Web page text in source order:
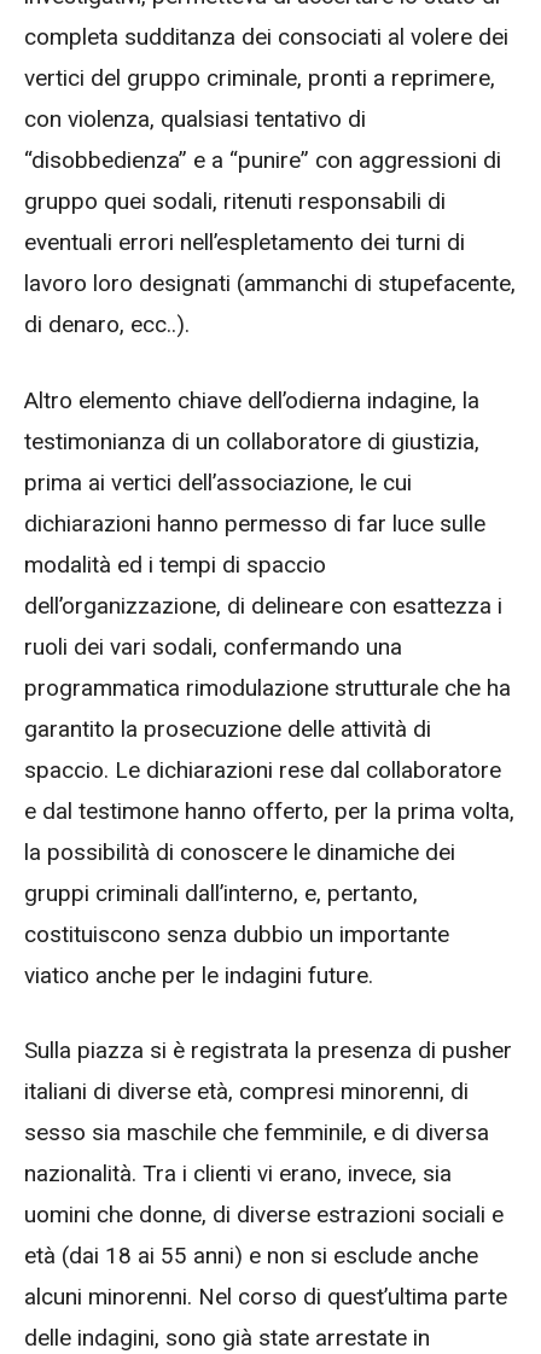
completa sudditanza dei consociati al volere dei
vertici del gruppo criminale, pronti a reprimere,
con violenza, qualsiasi tentativo di
“disobbedienza” e a “punire” con aggressioni di
gruppo quei sodali, ritenuti responsabili di
eventuali errori nell’espletamento dei turni di
lavoro loro designati (ammanchi di stupefacente,
di denaro, ecc..).
Altro elemento chiave dell’odierna indagine, la
testimonianza di un collaboratore di giustizia,
prima ai vertici dell’associazione, le cui
dichiarazioni hanno permesso di far luce sulle
modalità ed i tempi di spaccio
dell’organizzazione, di delineare con esattezza i
ruoli dei vari sodali, confermando una
programmatica rimodulazione strutturale che ha
garantito la prosecuzione delle attività di
spaccio. Le dichiarazioni rese dal collaboratore
e dal testimone hanno offerto, per la prima volta,
la possibilità di conoscere le dinamiche dei
gruppi criminali dall’interno, e, pertanto,
costituiscono senza dubbio un importante
viatico anche per le indagini future.
Sulla piazza si è registrata la presenza di pusher
italiani di diverse età, compresi minorenni, di
sesso sia maschile che femminile, e di diversa
nazionalità. Tra i clienti vi erano, invece, sia
uomini che donne, di diverse estrazioni sociali e
età (dai 18 ai 55 anni) e non si esclude anche
alcuni minorenni. Nel corso di quest’ultima parte
delle indagini, sono già state arrestate in